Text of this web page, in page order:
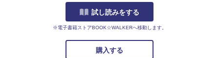
試し読みをする
※電子書籍ストアBOOK☆WALKERへ移動します。
購入する